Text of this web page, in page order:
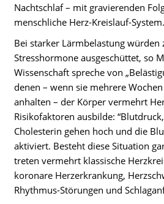
Nachtschlaf – mit gravierenden
menschliche Herz-Kreislauf-System.
Bei starker Lärmbelastung würden
Stresshormone ausgeschüttet, so
Wissenschaft spreche von
denen – wenn sie mehrere
anhalten – der Körper vermehrt
Risikofaktoren ausbilde:
Cholesterin gehen hoch und die
aktiviert. Besteht diese Situation
treten vermehrt klassische
koronare Herzerkrankung,
Rhythmus-Störungen und